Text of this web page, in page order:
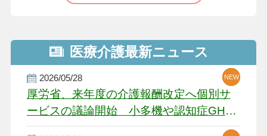
医療介護最新ニュース
2026/05/28
厚労省、来年度の介護報酬改定へ個別サ
ービスの議論開始 小多機や認知症GH、
厳しい経営環境に危機感
NEW
NEW
NEW